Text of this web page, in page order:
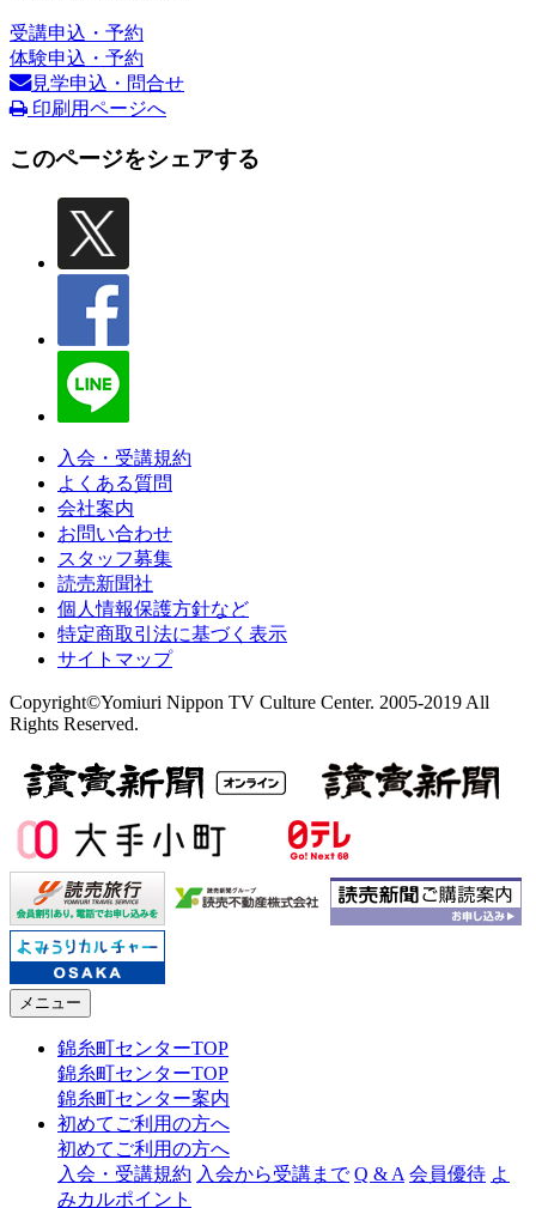
受講申込・予約
体験申込・予約
見学申込・問合せ
印刷用ページへ
このページをシェアする
入会・受講規約
よくある質問
会社案内
お問い合わせ
スタッフ募集
読売新聞社
個人情報保護方針など
特定商取引法に基づく表示
サイトマップ
Copyright©Yomiuri Nippon TV Culture Center. 2005-2019 All
Rights Reserved.
メニュー
錦糸町センターTOP
錦糸町センターTOP
錦糸町センター案内
初めてご利用の方へ
初めてご利用の方へ
入会・受講規約 入会から受講まで Q & A 会員優待 よ
みカルポイント